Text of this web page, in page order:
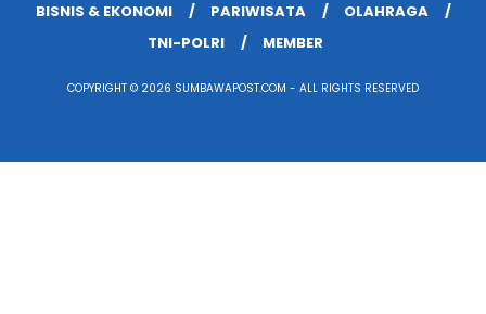
BISNIS & EKONOMI
PARIWISATA
OLAHRAGA
TNI-POLRI
MEMBER
COPYRIGHT © 2026 SUMBAWAPOST.COM - ALL RIGHTS RESERVED